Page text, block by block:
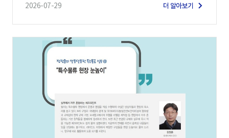
2026-07-29 더 알아보기